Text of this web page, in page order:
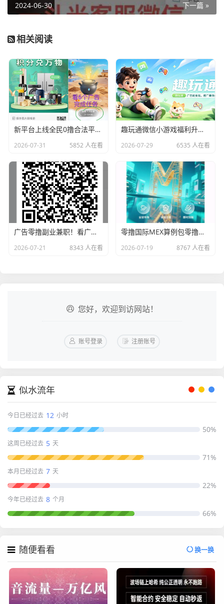
下一篇 »
2024-06-30
相关阅读
新平台上线全民0撸合法平台6个广告滑落模式
2026-07-31 5852 人在看
趣玩通微信小游戏福利升级！新人红包+每日红包人人有份，零门槛上手
2026-07-29 6535 人在看
广告零撸副业兼职！看广告赚钱真实体验，免费分享
2026-07-21 8343 人在看
零撸国际MEX算例包零撸卷轴无广告一/键领取
2026-07-19 8767 人在看
您好，欢迎到访网站！
账号登录 注册账号
似水流年
今日已经过去 12 小时
50%
这周已经过去 5 天
71%
本月已经过去 7 天
22%
今年已经过去 8 个月
66%
随便看看 换一换